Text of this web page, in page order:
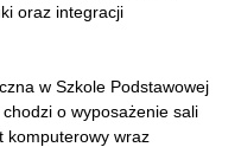
oraz integracji
w Szkole Podstawowej
o wyposażenie sali
komputerowy wraz